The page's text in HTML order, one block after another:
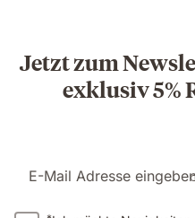
Jetzt zum
exklusiv 5%
E-Mail Adresse